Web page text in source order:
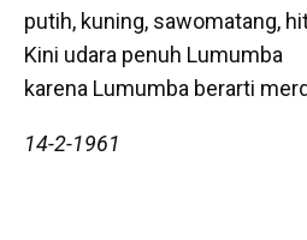
putih, kuning, sawomatang,
Kini udara penuh Lumumba
karena Lumumba berarti
14-2-1961